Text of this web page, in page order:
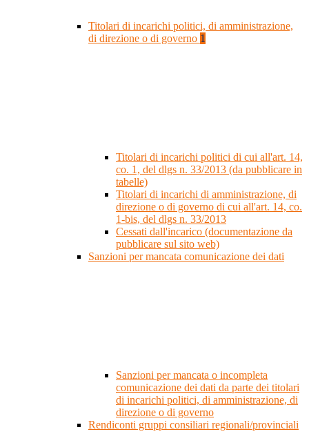
Titolari di incarichi politici, di amministrazione,
di direzione o di governo 1
Titolari di incarichi politici di cui all'art. 14,
co. 1, del dlgs n. 33/2013 (da pubblicare in
tabelle)
Titolari di incarichi di amministrazione, di
direzione o di governo di cui all'art. 14, co.
1-bis, del dlgs n. 33/2013
Cessati dall'incarico (documentazione da
pubblicare sul sito web)
Sanzioni per mancata comunicazione dei dati
Sanzioni per mancata o incompleta
comunicazione dei dati da parte dei titolari
di incarichi politici, di amministrazione, di
direzione o di governo
Rendiconti gruppi consiliari regionali/provinciali